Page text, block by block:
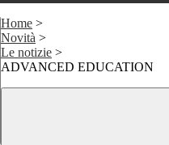
Home >
Novità >
Le notizie >
ADVANCED EDUCATION